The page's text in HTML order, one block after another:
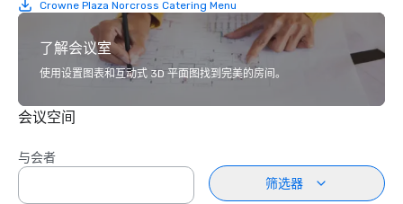
Crowne Plaza Norcross Catering Menu
了解会议室
使用设置图表和互动式 3D 平面图找到完美的房间。
会议空间
与会者
筛选器